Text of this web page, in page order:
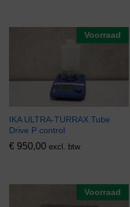
Voorraad
IKA ULTRA-TURRAX Tube
Drive P control
€ 950,00 excl. btw
Voorraad